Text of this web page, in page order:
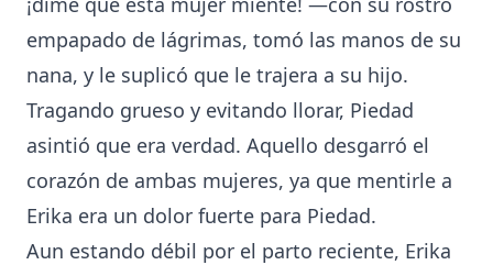
empapado de lágrimas, tomó las manos de su
nana, y le suplicó que le trajera a su hijo.
Tragando grueso y evitando llorar, Piedad
asintió que era verdad. Aquello desgarró el
corazón de ambas mujeres, ya que mentirle a
Erika era un dolor fuerte para Piedad.
Aun estando débil por el parto reciente, Erika